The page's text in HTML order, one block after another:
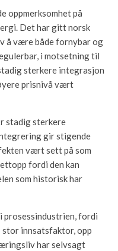
oppmerksomhet på
Det har gitt norsk
å være både fornybar og
i motsetning til
sterkere integrasjon
prisnivå vært
stadig sterkere
gir stigende
vært sett på som
fordi den kan
som historisk har
prosessindustrien, fordi
stor innsatsfaktor, opp
har selvsagt